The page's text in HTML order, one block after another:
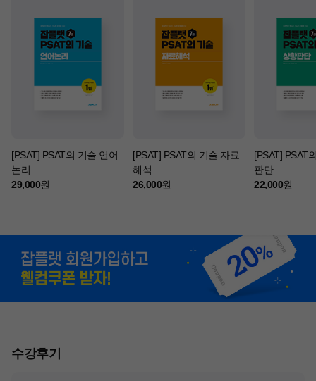
[PSAT] PSAT의 기술 언어
논리
29,000원
[PSAT] PSAT의 기술 자료
해석
26,000원
[PSAT] PSAT
판단
22,000원
수강후기